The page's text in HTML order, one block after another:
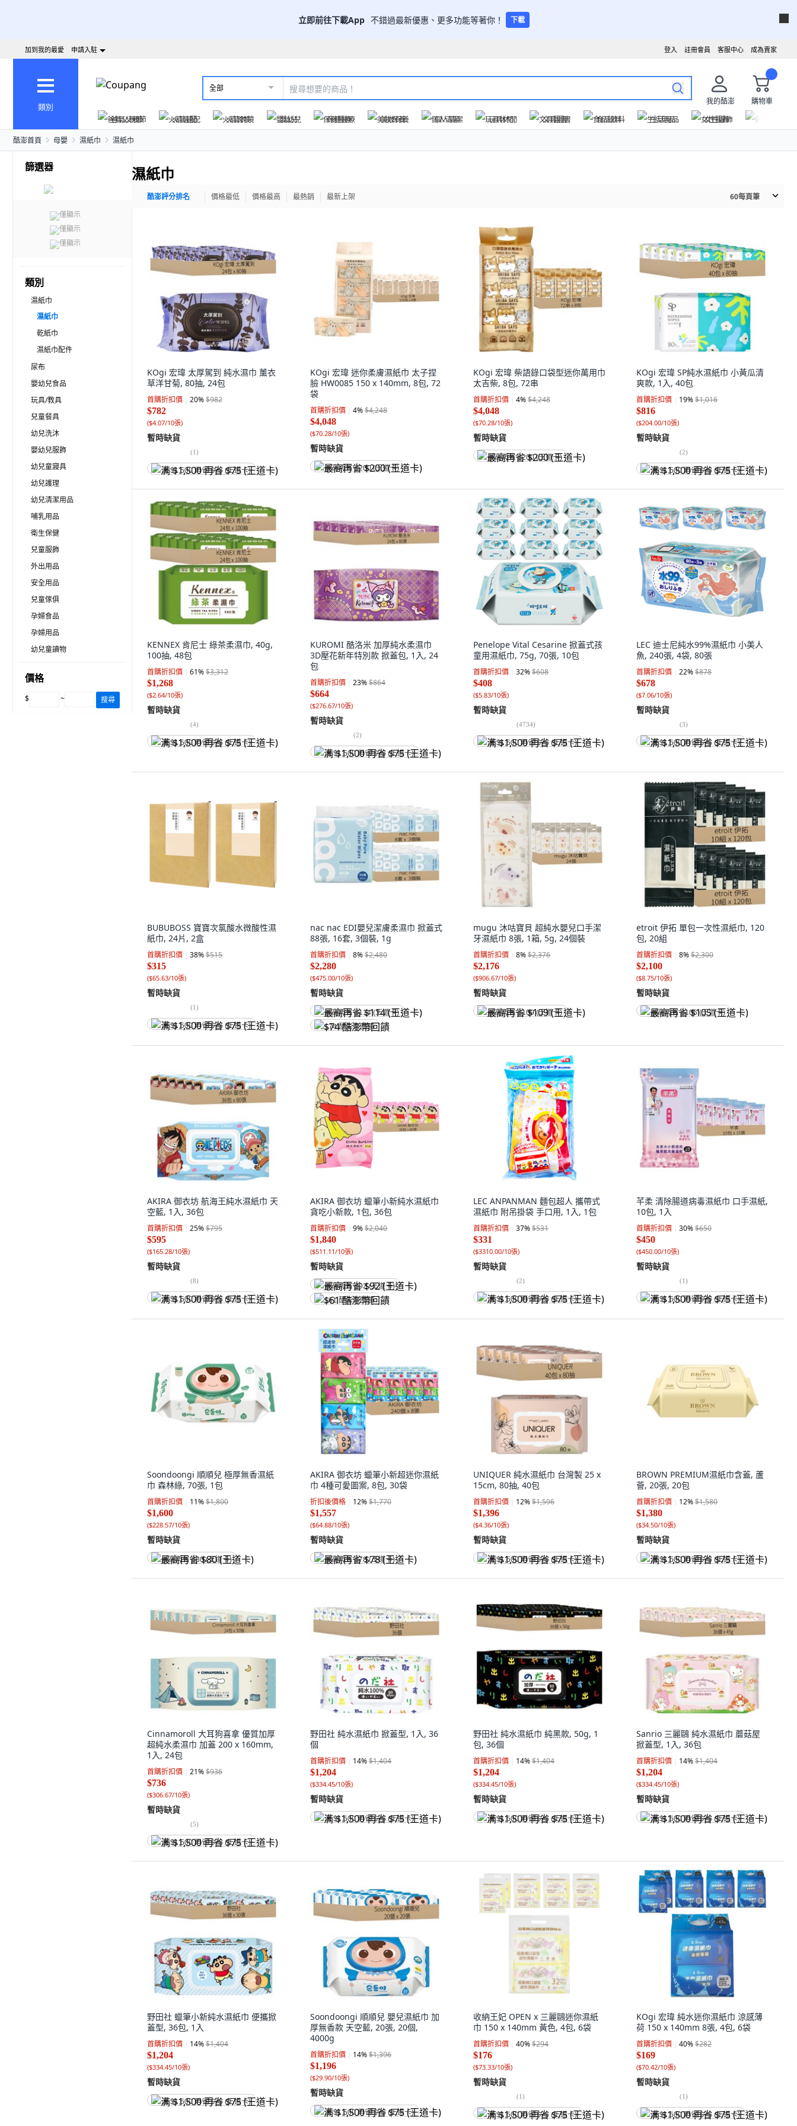
立即前往下載App 不錯過最新優惠、更多功能等著你！ 下載
成為賣家
客服中心
註冊會員
登入
加到我的最愛 申請入駐
類別
全部
我的酷澎
購物車
爸氣父親節
火箭速配 火箭跨境 嬰幼兒 保健醫療 美妝保養 個人清潔 玩具休閒 文具圖書 食品飲料 生活用品 女性服飾
酷澎首頁 母嬰 濕紙巾 濕紙巾
篩選器
僅顯示
僅顯示
僅顯示
類別
濕紙巾
濕紙巾
乾紙巾
濕紙巾配件
尿布
嬰幼兒食品
玩具/教具
兒童餐具
幼兒洗沐
嬰幼兒服飾
幼兒童寢具
幼兒護理
幼兒清潔用品
哺乳用品
衛生保健
兒童服飾
外出用品
安全用品
兒童傢俱
孕婦食品
孕婦用品
幼兒童讀物
價格
$ ~ 搜尋
濕紙巾
酷澎評分排名 價格最低 價格最高 最熱銷 最新上架 60每頁筆
KOgi 宏瑋 太厚駕到 純水濕巾 薰衣
草洋甘菊, 80抽, 24包
首購折扣價 20%$982
$782
($4.07/10張)
暫時缺貨
(1)
满 $1,500 再省 $75 (王道卡)
KOgi 宏瑋 迷你柔膚濕紙巾 太子捏
臉 HW0085 150 x 140mm, 8包, 72
袋
首購折扣價 4%$4,248
$4,048
($70.28/10張)
暫時缺貨
最高再省 $200 (王道卡)
KOgi 宏瑋 柴語錄口袋型迷你萬用巾
太吉柴, 8包, 72串
首購折扣價 4%$4,248
$4,048
($70.28/10張)
暫時缺貨
最高再省 $200 (王道卡)
KOgi 宏瑋 SP純水濕紙巾 小黃瓜清
爽款, 1入, 40包
首購折扣價 19%$1,016
$816
($204.00/10張)
暫時缺貨
(2)
满 $1,500 再省 $75 (王道卡)
KENNEX 肯尼士 綠茶柔濕巾, 40g,
100抽, 48包
首購折扣價 61%$3,312
$1,268
($2.64/10張)
暫時缺貨
(4)
满 $1,500 再省 $75 (王道卡)
KUROMI 酷洛米 加厚純水柔濕巾
3D壓花新年特別款 掀蓋包, 1入, 24
包
首購折扣價 23%$864
$664
($276.67/10張)
暫時缺貨
(2)
满 $1,500 再省 $75 (王道卡)
Penelope Vital Cesarine 掀蓋式孩
童用濕紙巾, 75g, 70張, 10包
首購折扣價 32%$608
$408
($5.83/10張)
暫時缺貨
(4734)
满 $1,500 再省 $75 (王道卡)
LEC 迪士尼純水99%濕紙巾 小美人
魚, 240張, 4袋, 80張
首購折扣價 22%$878
$678
($7.06/10張)
暫時缺貨
(3)
满 $1,500 再省 $75 (王道卡)
BUBUBOSS 寶寶次氯酸水微酸性濕
紙巾, 24片, 2盒
首購折扣價 38%$515
$315
($65.63/10張)
暫時缺貨
(1)
满 $1,500 再省 $75 (王道卡)
nac nac EDI嬰兒潔膚柔濕巾 掀蓋式
88張, 16套, 3個裝, 1g
首購折扣價 8%$2,480
$2,280
($475.00/10張)
暫時缺貨
最高再省 $114 (王道卡)
$74 酷澎幣回饋
mugu 沐咕寶貝 超純水嬰兒口手潔
牙濕紙巾 8張, 1箱, 5g, 24個裝
首購折扣價 8%$2,376
$2,176
($906.67/10張)
暫時缺貨
最高再省 $109 (王道卡)
etroit 伊拓 單包一次性濕紙巾, 120
包, 20組
首購折扣價 8%$2,300
$2,100
($8.75/10張)
暫時缺貨
最高再省 $105 (王道卡)
AKIRA 御衣坊 航海王純水濕紙巾 天
空藍, 1入, 36包
首購折扣價 25%$795
$595
($165.28/10張)
暫時缺貨
(8)
满 $1,500 再省 $75 (王道卡)
AKIRA 御衣坊 蠟筆小新純水濕紙巾
貪吃小新款, 1包, 36包
首購折扣價 9%$2,040
$1,840
($511.11/10張)
暫時缺貨
最高再省 $92 (王道卡)
$61 酷澎幣回饋
LEC ANPANMAN 麵包超人 攜帶式
濕紙巾 附吊掛袋 手口用, 1入, 1包
首購折扣價 37%$531
$331
($3310.00/10張)
暫時缺貨
(2)
满 $1,500 再省 $75 (王道卡)
芊柔 清除腸道病毒濕紙巾 口手濕紙,
10包, 1入
首購折扣價 30%$650
$450
($450.00/10張)
暫時缺貨
(1)
满 $1,500 再省 $75 (王道卡)
Soondoongi 順順兒 極厚無香濕紙
巾 森林綠, 70張, 1包
首購折扣價 11%$1,800
$1,600
($228.57/10張)
暫時缺貨
最高再省 $80 (王道卡)
AKIRA 御衣坊 蠟筆小新超迷你濕紙
巾 4種可愛圖案, 8包, 30袋
折扣後價格 12%$1,770
$1,557
($64.88/10張)
暫時缺貨
最高再省 $78 (王道卡)
UNIQUER 純水濕紙巾 台灣製 25 x
15cm, 80抽, 40包
首購折扣價 12%$1,596
$1,396
($4.36/10張)
暫時缺貨
满 $1,500 再省 $75 (王道卡)
BROWN PREMIUM濕紙巾含蓋, 蘆
薈, 20張, 20包
首購折扣價 12%$1,580
$1,380
($34.50/10張)
暫時缺貨
满 $1,500 再省 $75 (王道卡)
Cinnamoroll 大耳狗喜拿 優質加厚
超純水柔濕巾 加蓋 200 x 160mm,
1入, 24包
首購折扣價 21%$936
$736
($306.67/10張)
暫時缺貨
(5)
满 $1,500 再省 $75 (王道卡)
野田社 純水濕紙巾 掀蓋型, 1入, 36
個
首購折扣價 14%$1,404
$1,204
($334.45/10張)
暫時缺貨
满 $1,500 再省 $75 (王道卡)
野田社 純水濕紙巾 純黑款, 50g, 1
包, 36個
首購折扣價 14%$1,404
$1,204
($334.45/10張)
暫時缺貨
满 $1,500 再省 $75 (王道卡)
Sanrio 三麗鷗 純水濕紙巾 蘑菇屋
掀蓋型, 1入, 36包
首購折扣價 14%$1,404
$1,204
($334.45/10張)
暫時缺貨
满 $1,500 再省 $75 (王道卡)
野田社 蠟筆小新純水濕紙巾 便攜掀
蓋型, 36包, 1入
首購折扣價 14%$1,404
$1,204
($334.45/10張)
暫時缺貨
满 $1,500 再省 $75 (王道卡)
Soondoongi 順順兒 嬰兒濕紙巾 加
厚無香款 天空藍, 20張, 20個,
4000g
首購折扣價 14%$1,396
$1,196
($29.90/10張)
暫時缺貨
满 $1,500 再省 $75 (王道卡)
收納王妃 OPEN x 三麗鷗迷你濕紙
巾 150 x 140mm 黃色, 4包, 6袋
首購折扣價 40%$294
$176
($73.33/10張)
暫時缺貨
(1)
满 $1,500 再省 $75 (王道卡)
KOgi 宏瑋 純水迷你濕紙巾 涼感薄
荷 150 x 140mm 8張, 4包, 6袋
首購折扣價 40%$282
$169
($70.42/10張)
暫時缺貨
(1)
满 $1,500 再省 $75 (王道卡)